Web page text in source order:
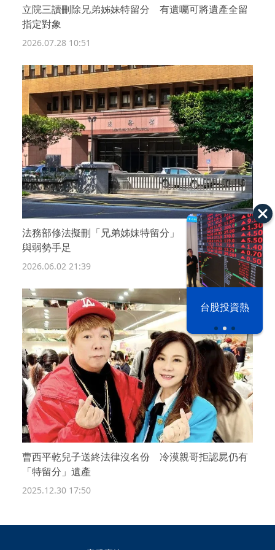
漢光42演習 台股投資熱
立院三讀刪除兄弟姊妹特留分 有遺囑可將遺產全留
指定對象
2026.07.28 10:51
法務部修法擬刪「兄弟姊妹特留分」 保障遺囑自由
與弱勢手足
2026.06.02 21:39
曹西平乾兒子送終法律沒名份 冷漠親哥拒認屍仍有
「特留分」遺產
2025.12.30 17:50